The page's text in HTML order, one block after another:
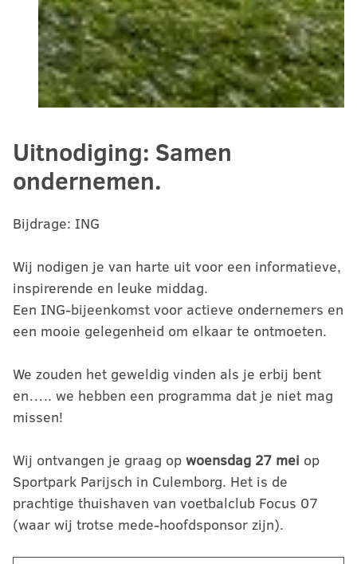
Uitnodiging: Samen
ondernemen.
Bijdrage: ING
Wij nodigen je van harte uit voor een informatieve,
inspirerende en leuke middag.
Een ING-bijeenkomst voor actieve ondernemers en
een mooie gelegenheid om elkaar te ontmoeten.
We zouden het geweldig vinden als je erbij bent
en….. we hebben een programma dat je niet mag
missen!
Wij ontvangen je graag op woensdag 27 mei op
Sportpark Parijsch in Culemborg. Het is de
prachtige thuishaven van voetbalclub Focus 07
(waar wij trotse mede-hoofdsponsor zijn).